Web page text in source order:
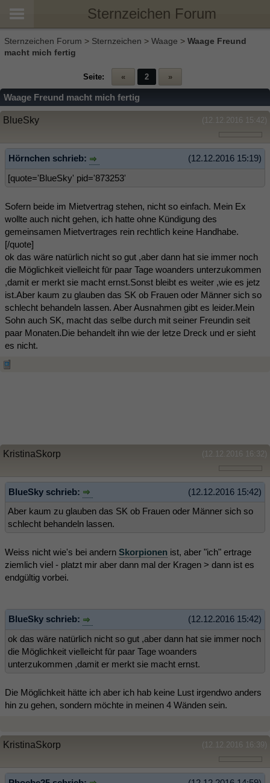
Sternzeichen Forum
Sternzeichen Forum > Sternzeichen > Waage > Waage Freund
macht mich fertig
Seite: « 2 »
Waage Freund macht mich fertig
(12.12.2016 15:42)
BlueSky
(12.12.2016 15:19)
Hörnchen schrieb:
[quote='BlueSky' pid='873253'
Sofern beide im Mietvertrag stehen, nicht so einfach. Mein Ex
wollte auch nicht gehen, ich hatte ohne Kündigung des
gemeinsamen Mietvertrages rein rechtlich keine Handhabe.
[/quote]
ok das wäre natürlich nicht so gut ,aber dann hat sie immer noch
die Möglichkeit vielleicht fūr paar Tage woanders unterzukommen
,damit er merkt sie macht ernst.Sonst bleibt es weiter ,wie es jetz
ist.Aber kaum zu glauben das SK ob Frauen oder Männer sich so
schlecht behandeln lassen. Aber Ausnahmen gibt es leider.Mein
Sohn auch SK, macht das selbe durch mit seiner Freundin seit
paar Monaten.Die behandelt ihn wie der letze Dreck und er sieht
es nicht.
(12.12.2016 16:32)
KristinaSkorp
(12.12.2016 15:42)
BlueSky schrieb:
Aber kaum zu glauben das SK ob Frauen oder Männer sich so
schlecht behandeln lassen.
Weiss nicht wie's bei andern Skorpionen ist, aber "ich" ertrage
ziemlich viel - platzt mir aber dann mal der Kragen > dann ist es
endgültig vorbei.
(12.12.2016 15:42)
BlueSky schrieb:
ok das wäre natürlich nicht so gut ,aber dann hat sie immer noch
die Möglichkeit vielleicht fūr paar Tage woanders
unterzukommen ,damit er merkt sie macht ernst.
Die Möglichkeit hätte ich aber ich hab keine Lust irgendwo anders
hin zu gehen, sondern möchte in meinen 4 Wänden sein.
(12.12.2016 16:39)
KristinaSkorp